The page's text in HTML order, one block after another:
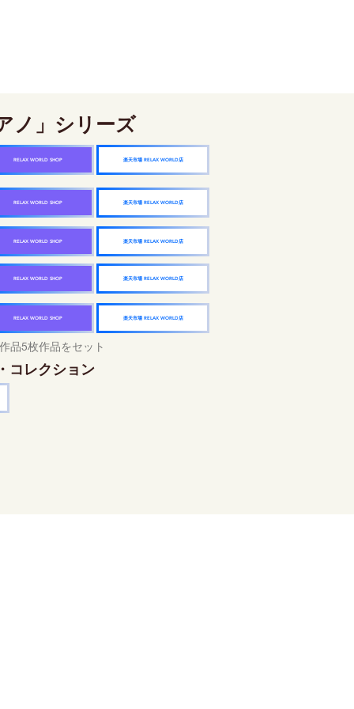
ノ」シリーズ
楽天市場 RELAX WORLD店
RELAX WORLD SHOP
楽天市場 RELAX WORLD店
RELAX WORLD SHOP
楽天市場 RELAX WORLD店
RELAX WORLD SHOP
楽天市場 RELAX WORLD店
RELAX WORLD SHOP
楽天市場 RELAX WORLD店
RELAX WORLD SHOP
品5枚作品をセット
コレクション